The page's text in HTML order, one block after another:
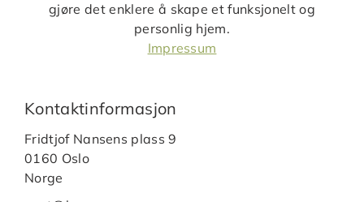
gjøre det enklere å skape et funksjonelt og
personlig hjem.
Impressum
Kontaktinformasjon
Fridtjof Nansens plass 9
0160 Oslo
Norge